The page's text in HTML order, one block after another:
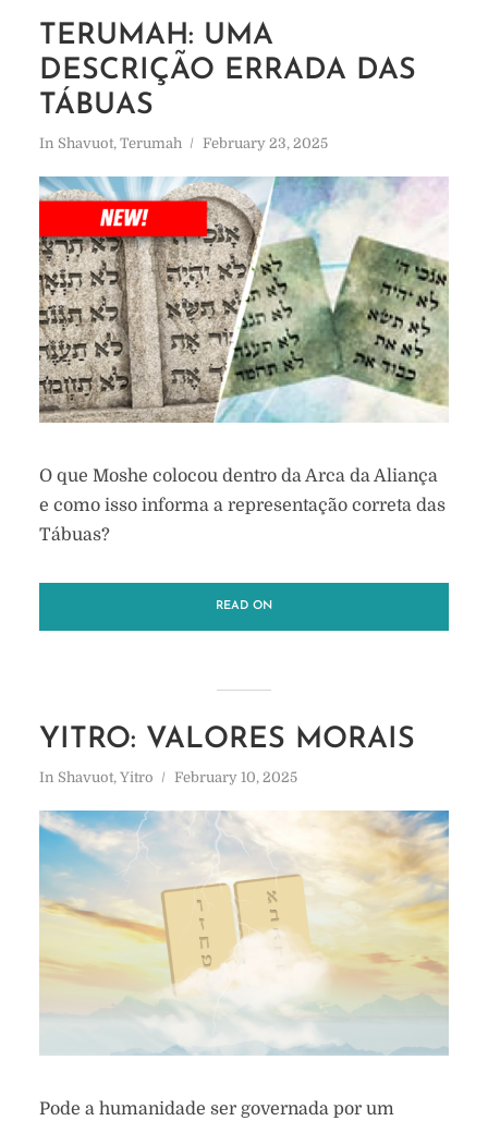
TERUMAH: UMA
DESCRIÇÃO ERRADA DAS
TÁBUAS
In Shavuot, Terumah February 23, 2025
O que Moshe colocou dentro da Arca da Aliança
e como isso informa a representação correta das
Tábuas?
READ ON
YITRO: VALORES MORAIS
In Shavuot, Yitro February 10, 2025
Pode a humanidade ser governada por um